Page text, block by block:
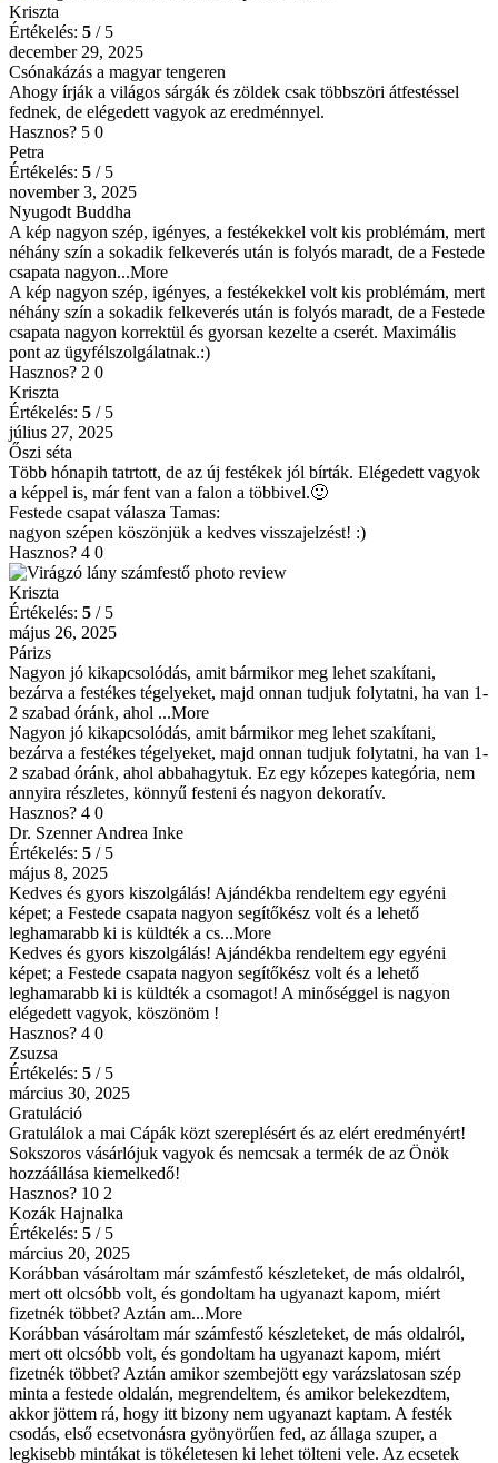
Kriszta
Értékelés: 5 / 5
december 29, 2025
Csónakázás a magyar tengeren
Ahogy írják a világos sárgák és zöldek csak többszöri átfestéssel
fednek, de elégedett vagyok az eredménnyel.
Hasznos? 5 0
Petra
Értékelés: 5 / 5
november 3, 2025
Nyugodt Buddha
A kép nagyon szép, igényes, a festékekkel volt kis problémám, mert
néhány szín a sokadik felkeverés után is folyós maradt, de a Festede
csapata nagyon...More
A kép nagyon szép, igényes, a festékekkel volt kis problémám, mert
néhány szín a sokadik felkeverés után is folyós maradt, de a Festede
csapata nagyon korrektül és gyorsan kezelte a cserét. Maximális
pont az ügyfélszolgálatnak.:)
Hasznos? 2 0
Kriszta
Értékelés: 5 / 5
július 27, 2025
Őszi séta
Több hónapih tatrtott, de az új festékek jól bírták. Elégedett vagyok
a képpel is, már fent van a falon a többivel.🙂
Festede csapat válasza Tamas:
nagyon szépen köszönjük a kedves visszajelzést! :)
Hasznos? 4 0
Kriszta
Értékelés: 5 / 5
május 26, 2025
Párizs
Nagyon jó kikapcsolódás, amit bármikor meg lehet szakítani,
bezárva a festékes tégelyeket, majd onnan tudjuk folytatni, ha van 1-
2 szabad óránk, ahol ...More
Nagyon jó kikapcsolódás, amit bármikor meg lehet szakítani,
bezárva a festékes tégelyeket, majd onnan tudjuk folytatni, ha van 1-
2 szabad óránk, ahol abbahagytuk. Ez egy kózepes kategória, nem
annyira részletes, könnyű festeni és nagyon dekoratív.
Hasznos? 4 0
Dr. Szenner Andrea Inke
Értékelés: 5 / 5
május 8, 2025
Kedves és gyors kiszolgálás! Ajándékba rendeltem egy egyéni
képet; a Festede csapata nagyon segítőkész volt és a lehető
leghamarabb ki is küldték a cs...More
Kedves és gyors kiszolgálás! Ajándékba rendeltem egy egyéni
képet; a Festede csapata nagyon segítőkész volt és a lehető
leghamarabb ki is küldték a csomagot! A minőséggel is nagyon
elégedett vagyok, köszönöm !
Hasznos? 4 0
Zsuzsa
Értékelés: 5 / 5
március 30, 2025
Gratuláció
Gratulálok a mai Cápák közt szereplésért és az elért eredményért!
Sokszoros vásárlójuk vagyok és nemcsak a termék de az Önök
hozzáállása kiemelkedő!
Hasznos? 10 2
Kozák Hajnalka
Értékelés: 5 / 5
március 20, 2025
Korábban vásároltam már számfestő készleteket, de más oldalról,
mert ott olcsóbb volt, és gondoltam ha ugyanazt kapom, miért
fizetnék többet? Aztán am...More
Korábban vásároltam már számfestő készleteket, de más oldalról,
mert ott olcsóbb volt, és gondoltam ha ugyanazt kapom, miért
fizetnék többet? Aztán amikor szembejött egy varázslatosan szép
minta a festede oldalán, megrendeltem, és amikor belekezdtem,
akkor jöttem rá, hogy itt bizony nem ugyanazt kaptam. A festék
csodás, első ecsetvonásra gyönyörűen fed, az állaga szuper, a
legkisebb mintákat is tökéletesen ki lehet tölteni vele. Az ecsetek